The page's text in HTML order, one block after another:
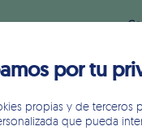
por tu
propias y de
que pueda